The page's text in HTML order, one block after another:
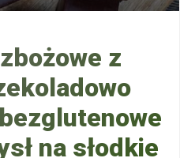
z
na słodkie